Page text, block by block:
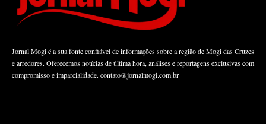
Jornal Mogi é a sua fonte confiável de informações sobre a região de Mogi das Cruzes
e arredores. Oferecemos notícias de última hora, análises e reportagens exclusivas com
compromisso e imparcialidade. contato@jornalmogi.com.br